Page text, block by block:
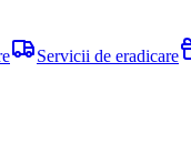
Servicii de eradicare